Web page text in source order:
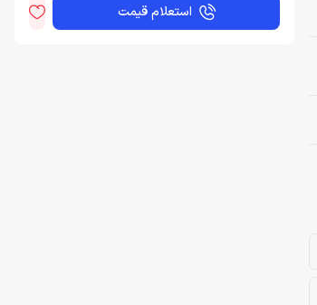
استعلام قیمت